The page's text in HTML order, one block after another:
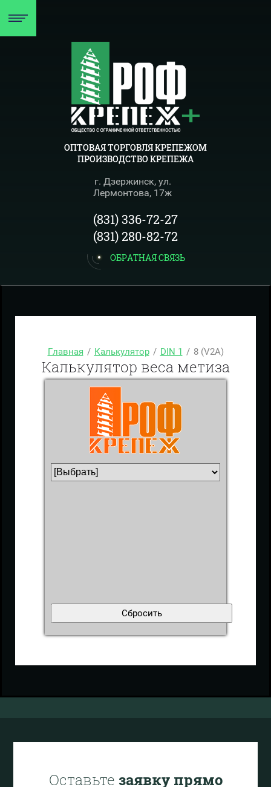
ОПТОВАЯ ТОРГОВЛЯ КРЕПЕЖОМ
ПРОИЗВОДСТВО КРЕПЕЖА
г. Дзержинск, ул.
Лермонтова, 17ж
(831) 336-72-27
(831) 280-82-72
ОБРАТНАЯ СВЯЗЬ
Главная / Калькулятор / DIN 1 / 8 (V2A)
Калькулятор веса метиза
Оставьте заявку прямо